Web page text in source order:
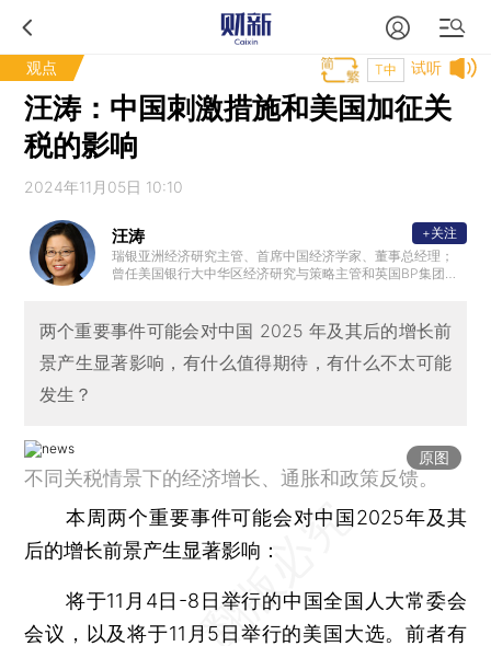
观点 试听
T中
汪涛：中国刺激措施和美国加征关
税的影响
2024年11月05日 10:10
汪涛
瑞银亚洲经济研究主管、首席中国经济学家、董事总经理；
曾任美国银行大中华区经济研究与策略主管和英国BP集团首
位。
+关注
两个重要事件可能会对中国 2025 年及其后的增长前
景产生显著影响，有什么值得期待，有什么不太可能
发生？
原图
不同关税情景下的经济增长、通胀和政策反馈。
本周两个重要事件可能会对中国2025年及其
后的增长前景产生显著影响：
将于11月4日-8日举行的中国全国人大常委会
会议，以及将于11月5日举行的美国大选。前者有